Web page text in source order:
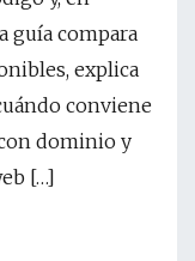
guía compara
explica
conviene
dominio y
[…]